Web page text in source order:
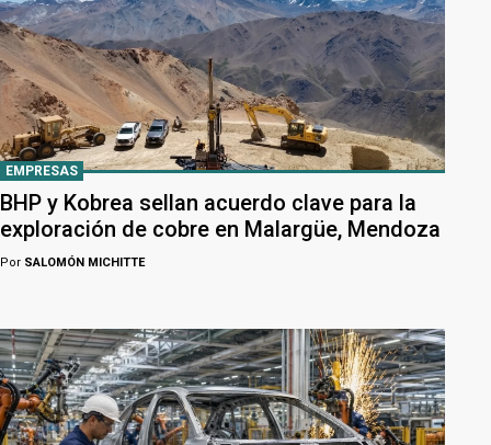
EMPRESAS
BHP y Kobrea sellan acuerdo clave para la
exploración de cobre en Malargüe, Mendoza
Por SALOMÓN MICHITTE